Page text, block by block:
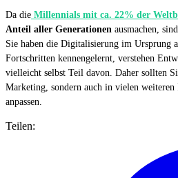
Da die Millennials mit ca. 22% der
Anteil aller Generationen ausmachen,
Sie haben die Digitalisierung im Ursprung
Fortschritten kennengelernt, verstehen
vielleicht selbst Teil davon. Daher sollten
Marketing, sondern auch in vielen weiteren
anpassen.
Teilen: